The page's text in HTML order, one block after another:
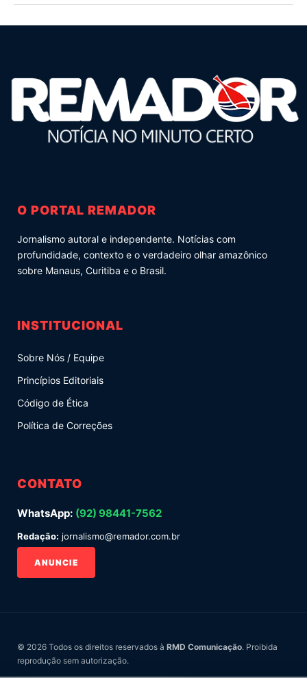
O PORTAL REMADOR
Jornalismo autoral e independente. Notícias com
profundidade, contexto e o verdadeiro olhar amazônico
sobre Manaus, Curitiba e o Brasil.
INSTITUCIONAL
Sobre Nós / Equipe
Princípios Editoriais
Código de Ética
Política de Correções
CONTATO
WhatsApp: (92) 98441-7562
Redação: jornalismo@remador.com.br
ANUNCIE
© 2026 Todos os direitos reservados à RMD Comunicação. Proibida
reprodução sem autorização.